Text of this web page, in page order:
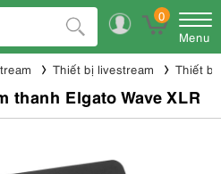
0
Menu
Thiết bị livestream Thiết bị
thanh Elgato Wave XLR